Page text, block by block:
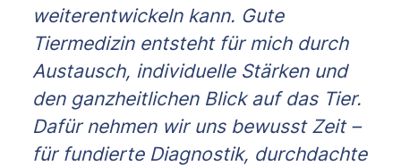
weiterentwickeln kann. Gute
Tiermedizin entsteht für mich durch
Austausch, individuelle Stärken und
den ganzheitlichen Blick auf das Tier.
Dafür nehmen wir uns bewusst Zeit –
für fundierte Diagnostik, durchdachte